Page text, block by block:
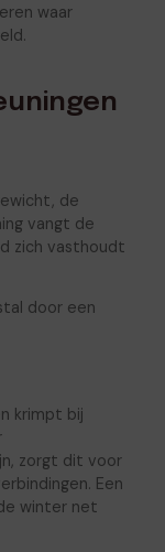
waar
de
vangt de
zich vasthoudt
door een
krimpt bij
zorgt dit voor
Een
winter net